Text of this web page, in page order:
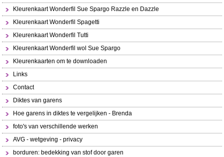
Kleurenkaart Wonderfil Sue Spargo Razzle en Dazzle
Kleurenkaart Wonderfil Spagetti
Kleurenkaart Wonderfil Tutti
Kleurenkaart Wonderfil wol Sue Spargo
Kleurenkaarten om te downloaden
Links
Contact
Diktes van garens
Hoe garens in diktes te vergelijken - Brenda
foto's van verschillende werken
AVG - wetgeving - privacy
borduren: bedekking van stof door garen